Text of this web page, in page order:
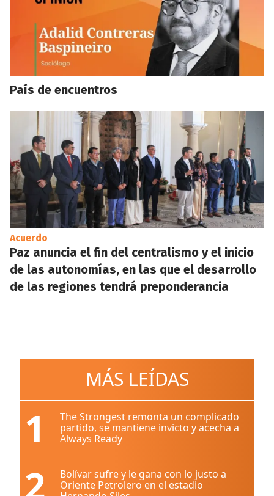
País de encuentros
Acuerdo
Paz anuncia el fin del centralismo y el inicio
de las autonomías, en las que el desarrollo
de las regiones tendrá preponderancia
MÁS LEÍDAS
1
The Strongest remonta un complicado
partido, se mantiene invicto y acecha a
Always Ready
2
Bolívar sufre y le gana con lo justo a
Oriente Petrolero en el estadio